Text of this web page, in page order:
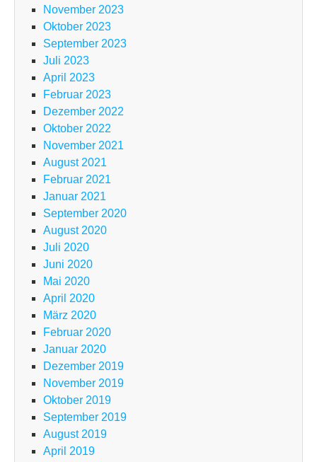
November 2023
Oktober 2023
September 2023
Juli 2023
April 2023
Februar 2023
Dezember 2022
Oktober 2022
November 2021
August 2021
Februar 2021
Januar 2021
September 2020
August 2020
Juli 2020
Juni 2020
Mai 2020
April 2020
März 2020
Februar 2020
Januar 2020
Dezember 2019
November 2019
Oktober 2019
September 2019
August 2019
April 2019